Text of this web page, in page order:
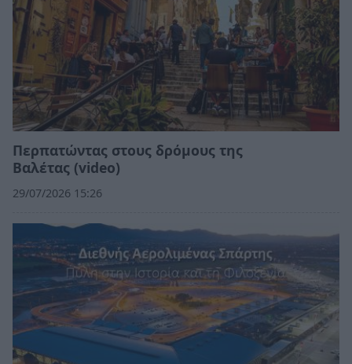
Περπατώντας στους δρόμους της
Βαλέτας (video)
29/07/2026 15:26